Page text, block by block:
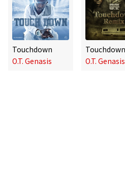
Touchdown
O.T. Genasis
O.T. Genasis